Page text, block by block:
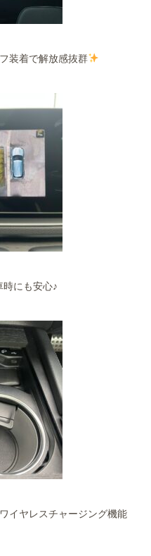
装着で解放感抜群
時にも安心♪
イヤレスチャージング機能